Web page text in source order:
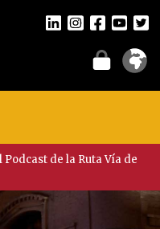
de la Ruta Vía de